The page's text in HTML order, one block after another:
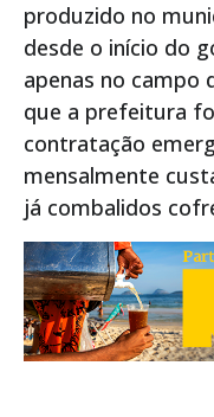
produzido no
desde o início do
apenas no campo
que a prefeitura
contratação
mensalmente
já combalidos